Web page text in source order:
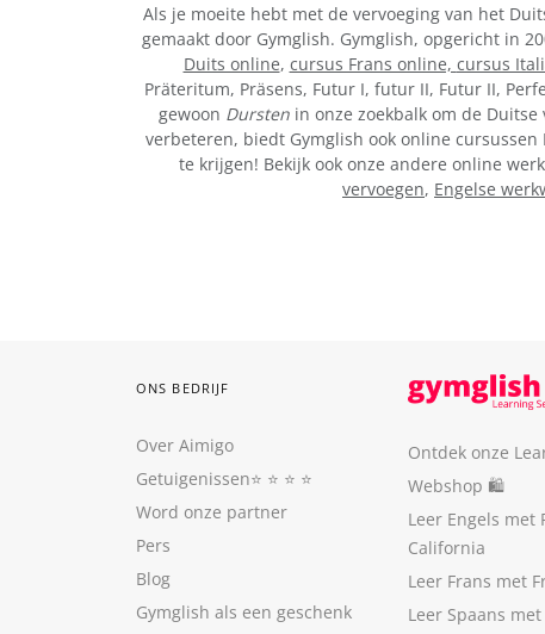
Als je moeite hebt met de vervoeging van het
gemaakt door Gymglish. Gymglish, opgericht in
Duits online, cursus Frans online, cursus
Präteritum, Präsens, Futur I, futur II, Futur II,
gewoon Dursten in onze zoekbalk om de
verbeteren, biedt Gymglish ook online
te krijgen! Bekijk ook onze andere online
vervoegen, Engelse
ONS BEDRIJF
Over Aimigo
Getuigenissen⭐️ ⭐️ ⭐️ ⭐️
Word onze partner
Pers
Blog
Gymglish als een geschenk
Ontdek onze
Webshop 🛍
Leer Engels met
California
Leer Frans met
Leer Spaans met